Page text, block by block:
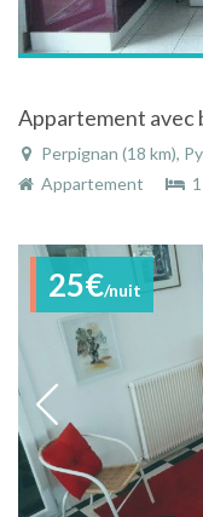
Perpignan (18 km),
Appartement
25€/nuit